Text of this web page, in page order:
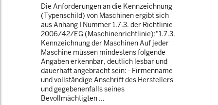
Die Anforderungen an die Kennzeichnung
(Typenschild) von Maschinen ergibt sich
aus Anhang I Nummer 1.7.3. der Richtlinie
2006/42/EG (Maschinenrichtlinie):"1.7.3.
Kennzeichnung der Maschinen Auf jeder
Maschine müssen mindestens folgende
Angaben erkennbar, deutlich lesbar und
dauerhaft angebracht sein: - Firmenname
und vollständige Anschrift des Herstellers
und gegebenenfalls seines
Bevollmächtigten ...